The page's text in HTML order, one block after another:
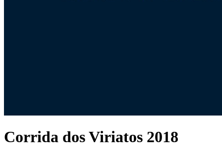
Corrida dos Viriatos 2018